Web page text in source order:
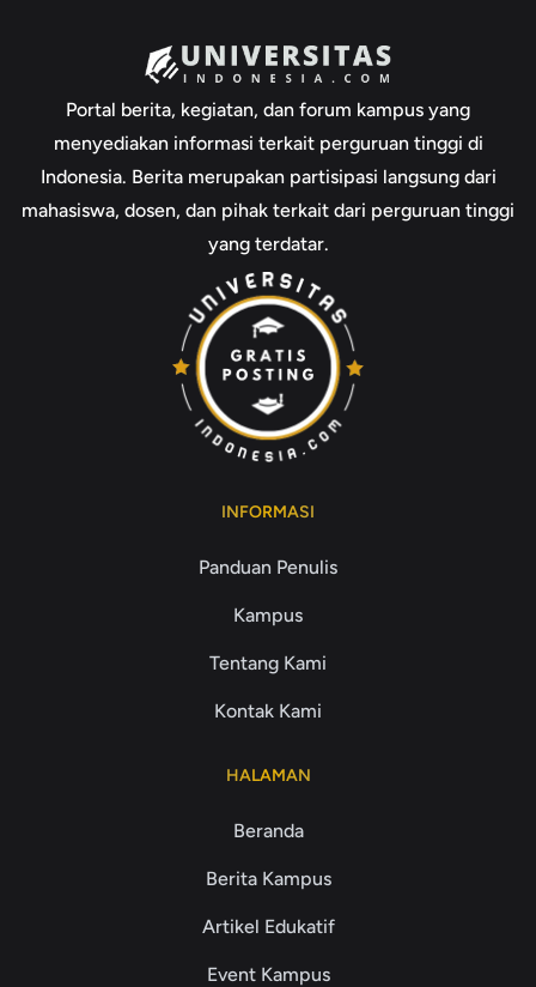
Portal berita, kegiatan, dan forum kampus yang
menyediakan informasi terkait perguruan tinggi di
Indonesia. Berita merupakan partisipasi langsung dari
mahasiswa, dosen, dan pihak terkait dari perguruan tinggi
yang terdatar.
INFORMASI
Panduan Penulis
Kampus
Tentang Kami
Kontak Kami
HALAMAN
Beranda
Berita Kampus
Artikel Edukatif
Event Kampus